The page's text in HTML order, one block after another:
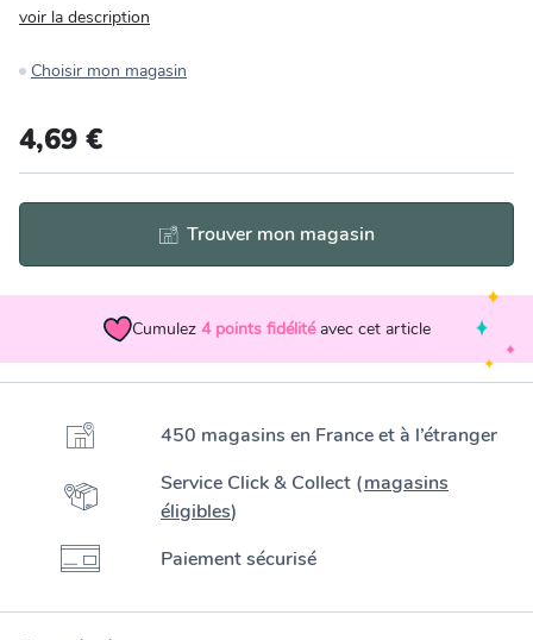
voir la description
Choisir mon magasin
4,69 €
Trouver mon magasin
Cumulez 4 points fidélité avec cet article
450 magasins en France et à l’étranger
Service Click & Collect (magasins
éligibles)
Paiement sécurisé